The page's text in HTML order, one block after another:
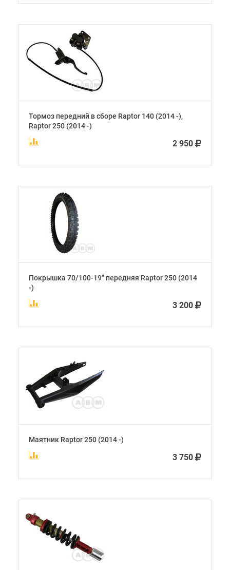
Тормоз передний в сборе Raptor 140 (2014 -),
Raptor 250 (2014 -)
2 950
Покрышка 70/100-19" передняя Raptor 250 (2014
-)
3 200
Маятник Raptor 250 (2014 -)
3 750